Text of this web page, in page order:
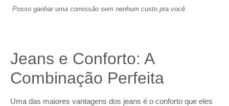
Posso ganhar uma comissão sem nenhum custo pra você.
Jeans e Conforto: A
Combinação Perfeita
Uma das maiores vantagens dos jeans é o conforto que eles